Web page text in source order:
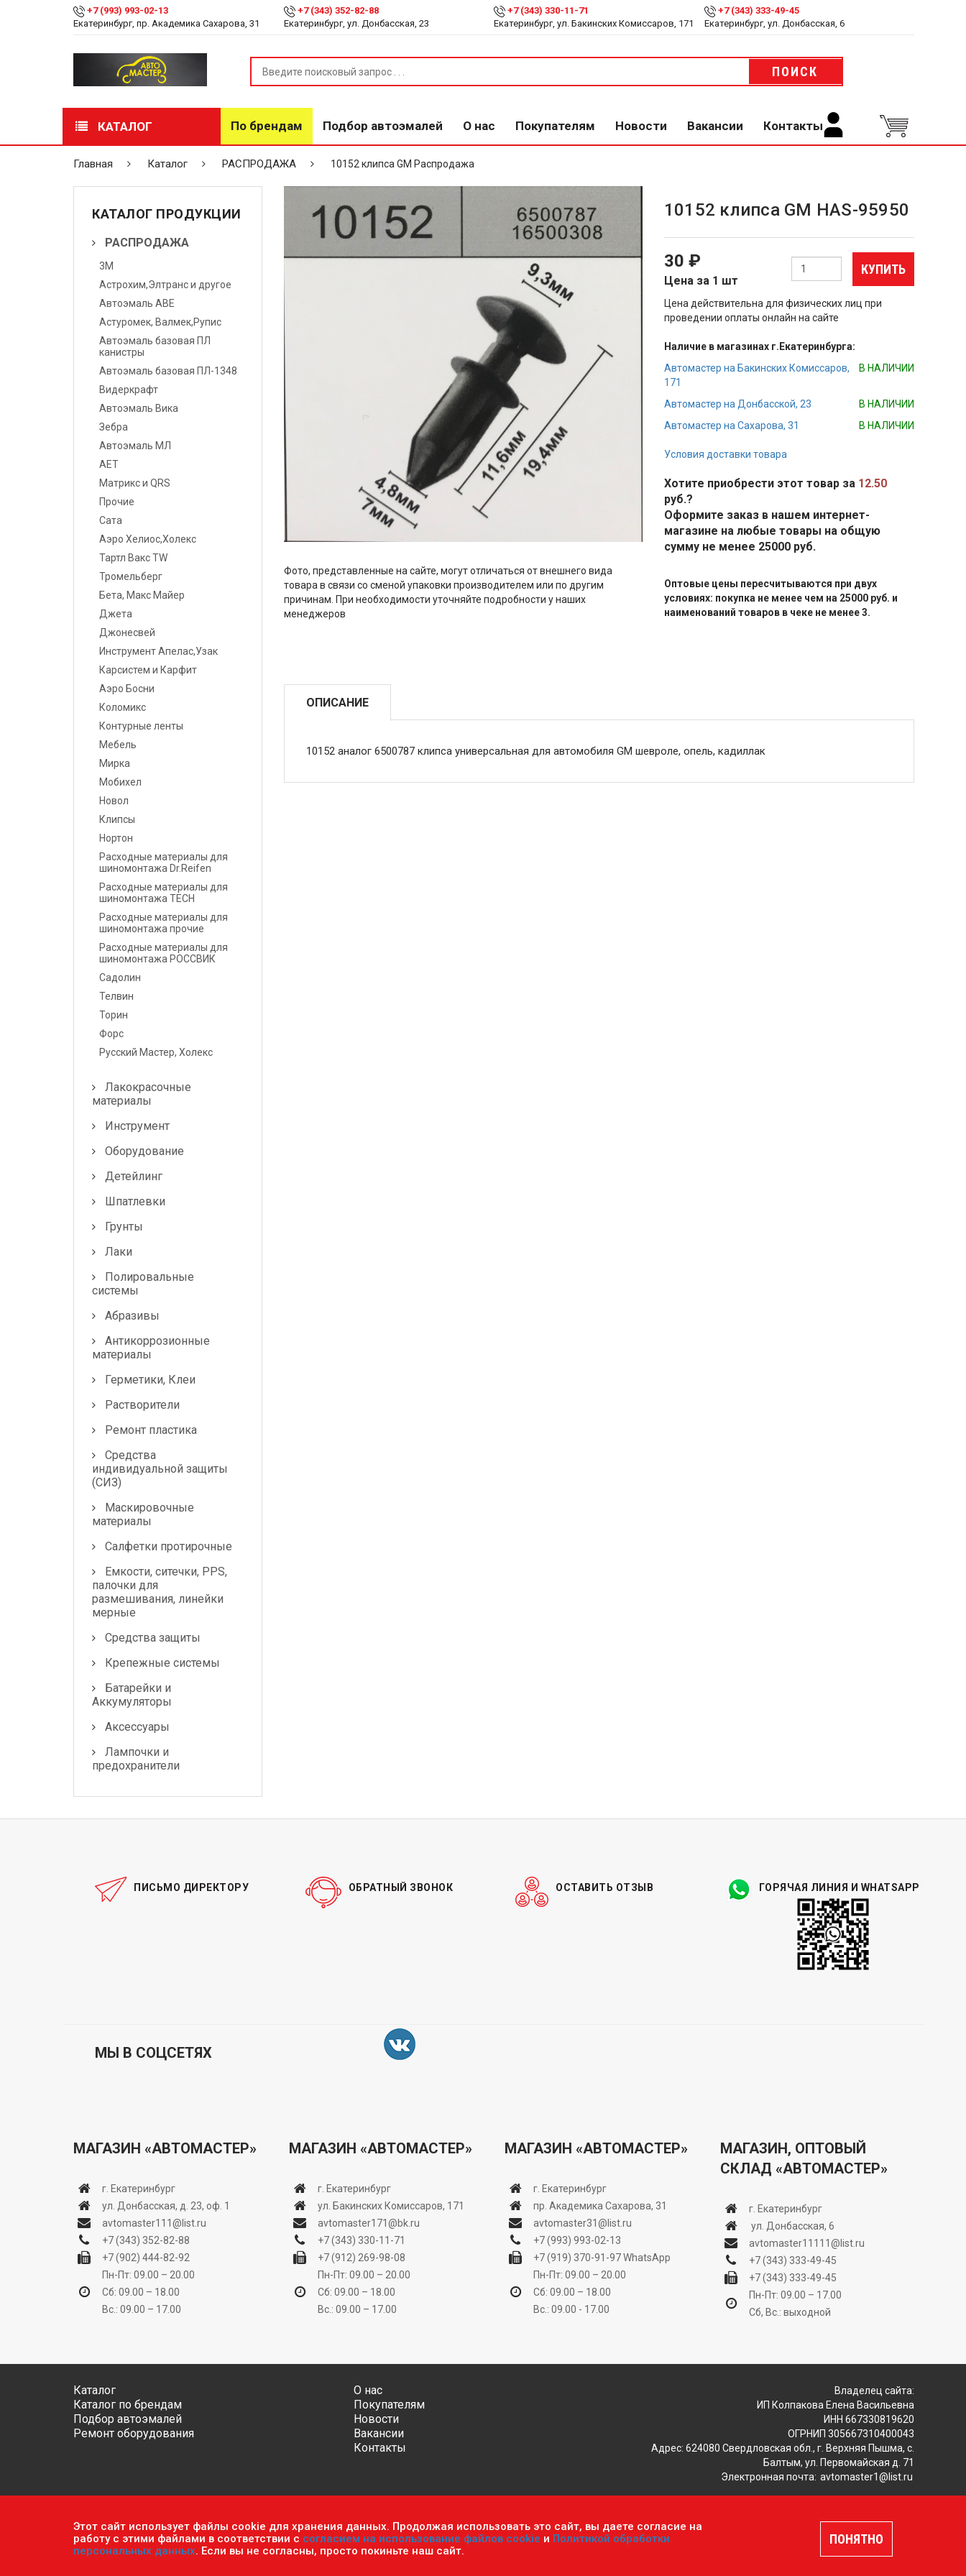
+7 (993) 993-02-13
Екатеринбург, пр. Академика Сахарова, 31
+7 (343) 352-82-88
Екатеринбург, ул. Донбасская, 23
+7 (343) 330-11-71
Екатеринбург, ул. Бакинских Комиссаров, 171
+7 (343) 333-49-45
Екатеринбург, ул. Донбасская, 6
ПОИСК
КАТАЛОГ По брендам Подбор автоэмалей О нас Покупателям Новости Вакансии Контакты
РАСПРОДАЖА
Лакокрасочные
материалы
Инструмент
Оборудование
Полировальные системы
Антикоррозионные
Герметики, Клеи
Растворители
Ремонт пластика
Средства индивидуальной
защиты (СИЗ)
Маскировочные
Салфетки протирочные
Емкости, ситечки, PPS,
палочки для
размешивания, линейки
Средства защиты
Крепежные системы
Батарейки и
Аккумуляторы
Аксессуары
Лампочки и
предохранители
Главная Каталог РАСПРОДАЖА 10152 клипса GM Распродажа
КАТАЛОГ ПРОДУКЦИИ
РАСПРОДАЖА
3М
Астрохим,Элтранс и другое
Автоэмаль АВЕ
Астуромек, Валмек,Рупис
Автоэмаль базовая ПЛ
канистры
Автоэмаль базовая ПЛ-1348
Видеркрафт
Автоэмаль Вика
Зебра
Автоэмаль МЛ
АЕТ
Матрикс и QRS
Прочие
Сата
Аэро Хелиос,Холекс
Тартл Вакс TW
Тромельберг
Бета, Макс Майер
Джета
Джонесвей
Инструмент Апелас,Узак
Карсистем и Карфит
Аэро Босни
Коломикс
Контурные ленты
Мебель
Мирка
Мобихел
Новол
Клипсы
Нортон
Расходные материалы для
шиномонтажа Dr.Reifen
Расходные материалы для
шиномонтажа TECH
Расходные материалы для
шиномонтажа прочие
Расходные материалы для
шиномонтажа РОССВИК
Садолин
Телвин
Торин
Форс
Русский Мастер, Холекс
Лакокрасочные
материалы
Инструмент
Оборудование
Детейлинг
Шпатлевки
Грунты
Лаки
Полировальные
системы
Абразивы
Антикоррозионные
материалы
Герметики, Клеи
Растворители
Ремонт пластика
Средства
индивидуальной защиты
(СИЗ)
Маскировочные
материалы
Салфетки протирочные
Емкости, ситечки, PPS,
палочки для
размешивания, линейки
мерные
Средства защиты
Крепежные системы
Батарейки и
Аккумуляторы
Аксессуары
Лампочки и
предохранители
Фото, представленные на сайте, могут отличаться от внешнего вида
товара в связи со сменой упаковки производителем или по другим
причинам. При необходимости уточняйте подробности у наших
менеджеров
10152 клипса GM HAS-95950
30 ₽
Цена за 1 шт
КУПИТЬ
Цена действительна для физических лиц при
проведении оплаты онлайн на сайте
Наличие в магазинах г.Екатеринбурга:
Автомастер на Бакинских Комиссаров,
171
В НАЛИЧИИ
Автомастер на Донбасской, 23
В НАЛИЧИИ
Автомастер на Сахарова, 31
В НАЛИЧИИ
Условия доставки товара
Хотите приобрести этот товар за 12.50
руб.?
Оформите заказ в нашем интернет-
магазине на любые товары на общую
сумму не менее 25000 руб.
Оптовые цены пересчитываются при двух
условиях: покупка не менее чем на 25000 руб. и
наименований товаров в чеке не менее 3.
ОПИСАНИЕ
10152 аналог 6500787 клипса универсальная для автомобиля GM шевроле, опель, кадиллак
ПИСЬМО ДИРЕКТОРУ ОБРАТНЫЙ ЗВОНОК ОСТАВИТЬ ОТЗЫВ ГОРЯЧАЯ ЛИНИЯ И WHATSAPP
МЫ В СОЦСЕТЯХ
МАГАЗИН «АВТОМАСТЕР»
г. Екатеринбург
ул. Донбасская, д. 23, оф. 1
avtomaster111@list.ru
+7 (343) 352-82-88
+7 (902) 444-82-92
Пн-Пт: 09.00 – 20.00
Сб: 09.00 – 18.00
Вс.: 09.00 – 17.00
МАГАЗИН «АВТОМАСТЕР»
г. Екатеринбург
ул. Бакинских Комиссаров, 171
avtomaster171@bk.ru
+7 (343) 330-11-71
+7 (912) 269-98-08
Пн-Пт: 09.00 – 20.00
Сб: 09.00 – 18.00
Вс.: 09.00 – 17.00
МАГАЗИН «АВТОМАСТЕР»
г. Екатеринбург
пр. Академика Сахарова, 31
avtomaster31@list.ru
+7 (993) 993-02-13
+7 (919) 370-91-97WhatsApp
Пн-Пт: 09.00 – 20.00
Сб: 09.00 – 18.00
Вс.: 09.00 - 17.00
МАГАЗИН, ОПТОВЫЙ
СКЛАД «АВТОМАСТЕР»
г. Екатеринбург
ул. Донбасская, 6
avtomaster11111@list.ru
+7 (343) 333-49-45
+7 (343) 333-49-45
Пн-Пт: 09.00 – 17.00
Сб, Вс.: выходной
Каталог
Каталог по брендам
Подбор автоэмалей
Ремонт оборудования
О нас
Покупателям
Новости
Вакансии
Контакты
Владелец сайта:
ИП Колпакова Елена Васильевна
ИНН 667330819620
ОГРНИП 305667310400043
Адрес: 624080 Свердловская обл., г. Верхняя Пышма, с.
Балтым, ул. Первомайская д. 71
Электронная почта: avtomaster1@list.ru
Обратите внимание, что данный сайт носит исключительно информационный характер и ни при каких условиях не является публичной офертой, определяемой положениями
ч.2 ст. 437 Гражданского кодекса РФ.Политика конфиденциальности персональных данных Пользовательское соглашение
Этот сайт использует файлы cookie для хранения данных. Продолжая использовать это сайт, вы даете согласие на
работу с этими файлами в соответствии с согласием на использование файлов cookie и Политикой обработки
персональных данных. Если вы не согласны, просто покиньте наш сайт.
ПОНЯТНО